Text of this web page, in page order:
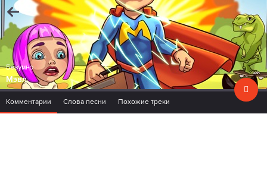
Безумно
Мэвл
Комментарии Слова песни Похожие треки